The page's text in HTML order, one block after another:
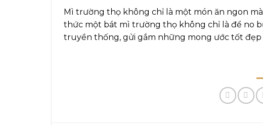
Mì trường thọ không chỉ là một món ăn ngon
thức một bát mì trường thọ không chỉ là để no
truyền thống, gửi gắm những mong ước tốt đẹp